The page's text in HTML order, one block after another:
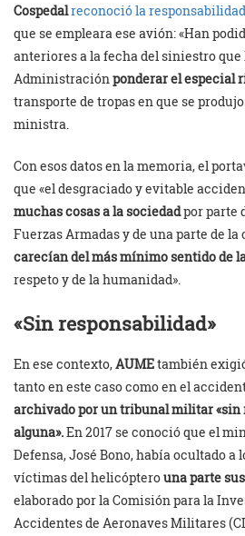
Cospedalreconoció la
que se empleara ese avión: «Han
anteriores a la fecha del siniestro
Administraciónponderar el especial
transporte de tropas en que se
ministra.
Con esos datos en la memoria, el
que «el desgraciado y evitable
muchas cosas a la sociedadpor parte
Fuerzas Armadas y de una parte de
carecían del más mínimo sentido de
respeto y de la humanidad».
«Sin responsabilidad»
En ese contexto,AUMEtambién
tanto en este caso como en el
archivado por un tribunal militar «sin
alguna».En 2017 se conoció que el
Defensa, José Bono, había ocultado a
víctimas del helicópterouna parte
elaborado por la Comisión para la
Accidentes de Aeronaves Militares